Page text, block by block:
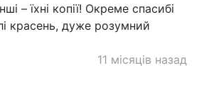
– їхні копії! Окреме спасибі
красень, дуже розумний
11 місяців назад